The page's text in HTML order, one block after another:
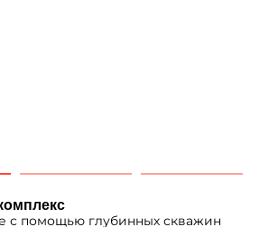
с помощью глубинных скважин